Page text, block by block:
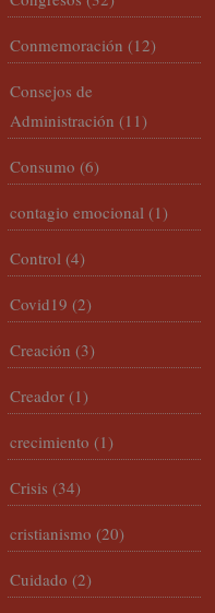
Conmemoración (12)
Consejos de
Administración (11)
Consumo (6)
contagio emocional (1)
Control (4)
Covid19 (2)
Creación (3)
Creador (1)
crecimiento (1)
Crisis (34)
cristianismo (20)
Cuidado (2)